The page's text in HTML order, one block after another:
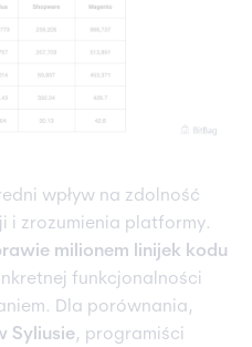
wpływ na zdolność
i zrozumienia platformy.
milionem linijek kodu
funkcjonalności
Dla porównania,
Syliusie, programiści